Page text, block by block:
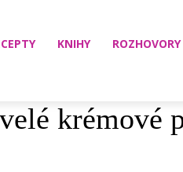
KNIHY ROZHOVORY
krémové